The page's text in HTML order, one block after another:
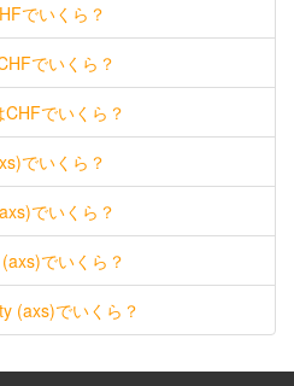
でいくら？
でいくら？
でいくら？
でいくら？
でいくら？
でいくら？
(axs)でいくら？